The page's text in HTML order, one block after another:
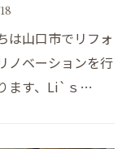
は山口市でリフォ
ノベーションを行
ます、Li`ｓ